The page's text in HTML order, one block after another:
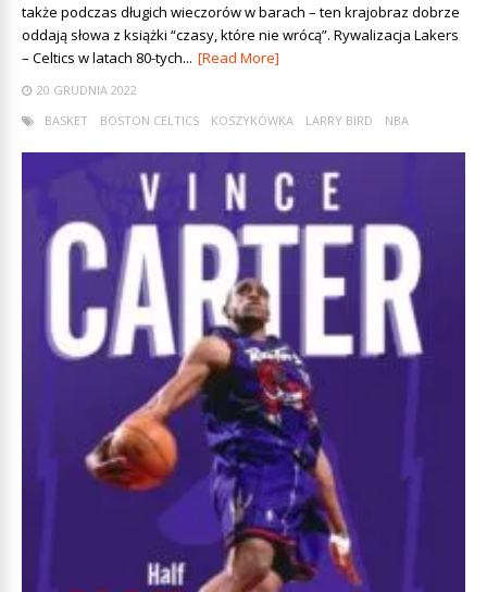
także podczas długich wieczorów w barach – ten krajobraz dobrze
oddają słowa z książki “czasy, które nie wrócą”. Rywalizacja Lakers
– Celtics w latach 80-tych... [Read More]
20 GRUDNIA 2022
BASKET
BOSTON CELTICS KOSZYKÓWKA LARRY BIRD NBA